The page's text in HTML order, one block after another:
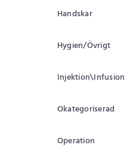
Handskar
Hygien/Övrigt
Injektion\Infusion
Okategoriserad
Operation